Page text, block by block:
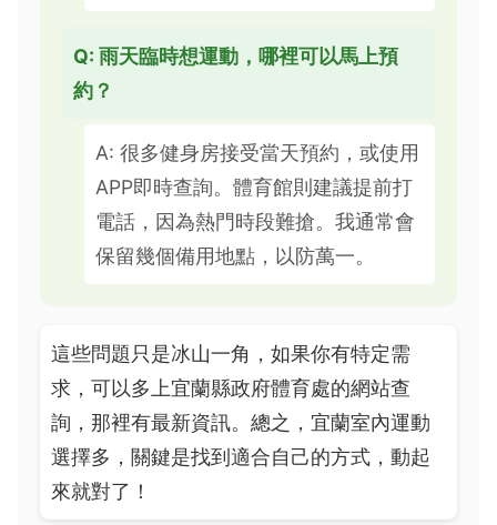
Q: 雨天臨時想運動，哪裡可以馬上預
約？
A: 很多健身房接受當天預約，或使用
APP即時查詢。體育館則建議提前打
電話，因為熱門時段難搶。我通常會
保留幾個備用地點，以防萬一。
這些問題只是冰山一角，如果你有特定需
求，可以多上宜蘭縣政府體育處的網站查
詢，那裡有最新資訊。總之，宜蘭室內運動
選擇多，關鍵是找到適合自己的方式，動起
來就對了！